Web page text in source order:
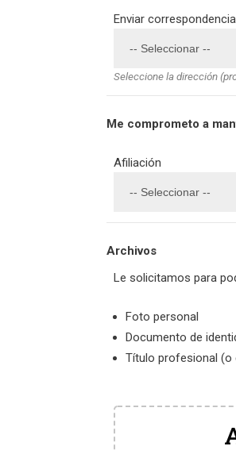
Enviar
Seleccione la dirección
Me comprometo a
Afiliación
Archivos
Le solicitamos para
Foto personal
Documento de
Título profesional (o